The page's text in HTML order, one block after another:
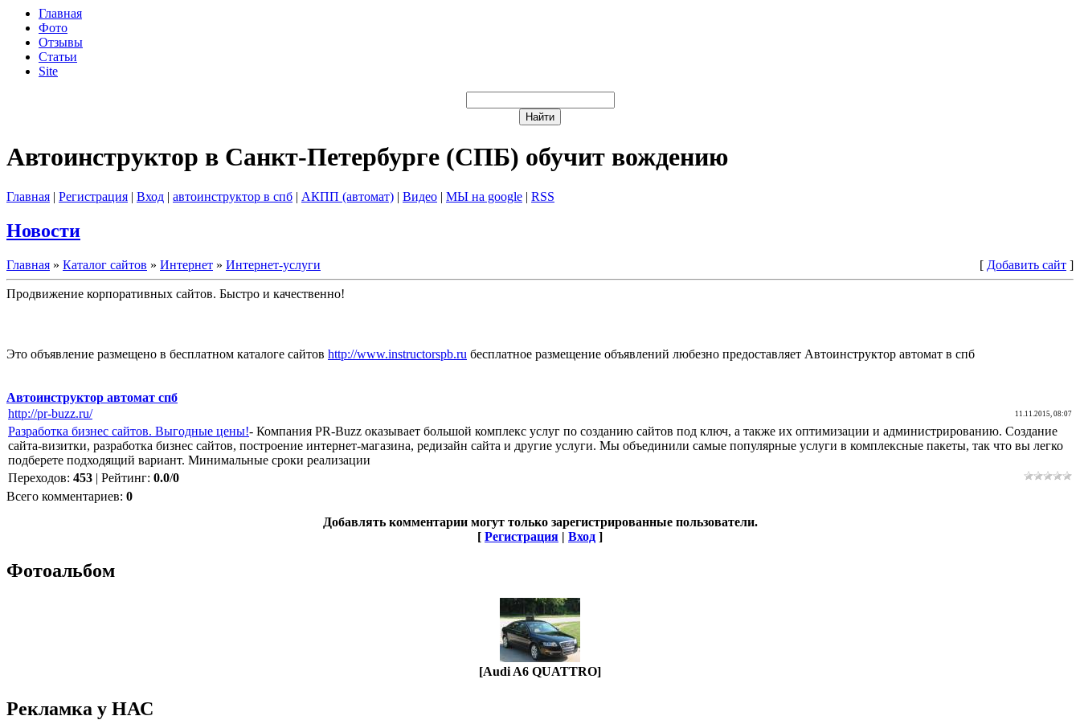
Главная
Фото
Отзывы
Статьи
Site
Автоинструктор в Санкт-Петербурге (СПБ) обучит вождению
Главная | Регистрация | Вход | автоинструктор в спб | АКПП (автомат) | Видео | МЫ на google | RSS
Новости
Главная » Каталог сайтов » Интернет » Интернет-услуги [ Добавить сайт ]
Продвижение корпоративных сайтов. Быстро и качественно!
Это объявление размещено в бесплатном каталоге сайтов http://www.instructorspb.ru бесплатное размещение объявлений любезно предоставляет Автоинструктор автомат в спб
Автоинструктор автомат спб
http://pr-buzz.ru/
11.11.2015, 08:07
Разработка бизнес сайтов. Выгодные цены!- Компания PR-Buzz оказывает большой комплекс услуг по созданию сайтов под ключ, а также их оптимизации и администрированию. Создание
сайта-визитки, разработка бизнес сайтов, построение интернет-магазина, редизайн сайта и другие услуги. Мы объединили самые популярные услуги в комплексные пакеты, так что вы легко
подберете подходящий вариант. Минимальные сроки реализации
Переходов: 453 | Рейтинг: 0.0/0
Всего комментариев: 0
Добавлять комментарии могут только зарегистрированные пользователи.
[ Регистрация | Вход ]
Фотоальбом
[Audi A6 QUATTRO]
Рекламка у НАС